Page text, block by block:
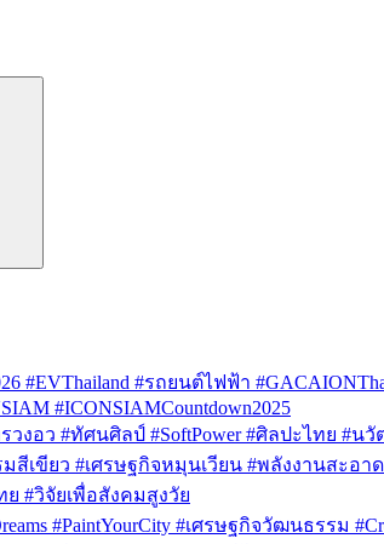
#EVThailand #รถยนต์ไฟฟ้า
#ICONSIAMCountdown2025
วงอว #ทัศนศิลป์ #SoftPower #ศิลปะไทย #น
เขียว #เศรษฐกิจหมุนเวียน #พลังงานสะอาด
ย #วิจัยเพื่อสังคมสูงวัย
#PaintYourCity #เศรษฐกิจวัฒนธรรม